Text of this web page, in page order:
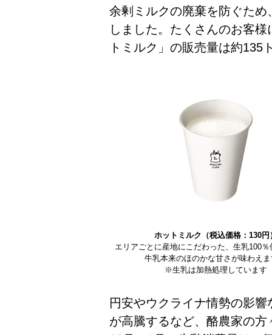
余剰ミルクの廃棄を防ぐた
しました。たくさんのお客
トミルク」の販売量は約135
ホットミルク（税込価格：130円
エリアごとに産地にこだわった、生乳100
牛乳本来のほのかな甘さが味わえ
※生乳は加熱処理しています
円安やウクライナ情勢の影
が高騰するなど、酪農家の